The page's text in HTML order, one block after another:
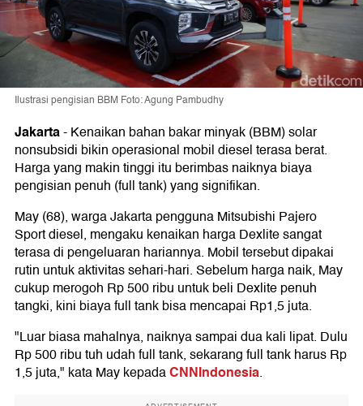
Ilustrasi pengisian BBM Foto: Agung Pambudhy
Jakarta-Kenaikan bahan bakar minyak (BBM) solar
nonsubsidi bikin operasional mobil diesel terasa berat.
Harga yang makin tinggi itu berimbas naiknya biaya
pengisian penuh (full tank) yang signifikan.
May (68), warga Jakarta pengguna Mitsubishi Pajero
Sport diesel, mengaku kenaikan harga Dexlite sangat
terasa di pengeluaran hariannya. Mobil tersebut dipakai
rutin untuk aktivitas sehari-hari. Sebelum harga naik, May
cukup merogoh Rp 500 ribu untuk beli Dexlite penuh
tangki, kini biaya full tank bisa mencapai Rp1,5 juta.
"Luar biasa mahalnya, naiknya sampai dua kali lipat. Dulu
Rp 500 ribu tuh udah full tank, sekarang full tank harus Rp
1,5 juta," kata May kepadaCNNIndonesia.